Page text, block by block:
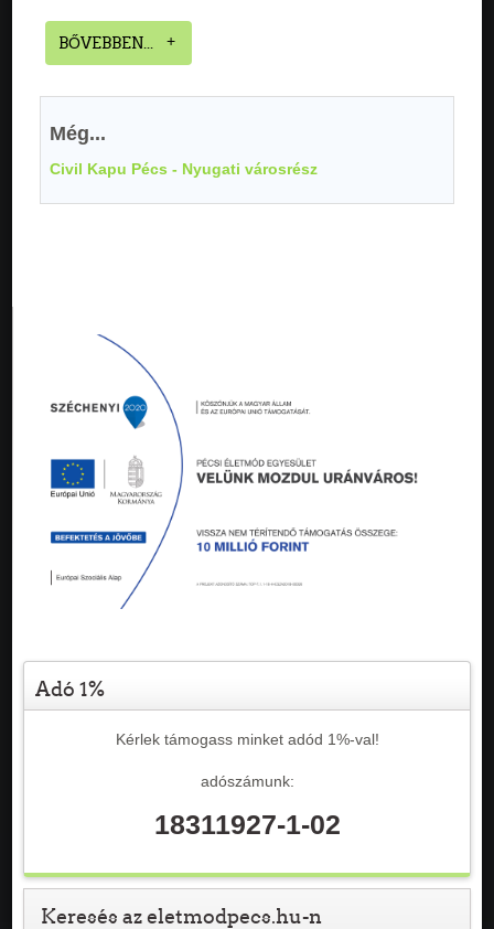
BŐVEBBEN...
Még...
Civil Kapu Pécs - Nyugati városrész
Adó 1%
Kérlek támogass minket adód 1%-val!
adószámunk:
18311927-1-02
Keresés az eletmodpecs.hu-n